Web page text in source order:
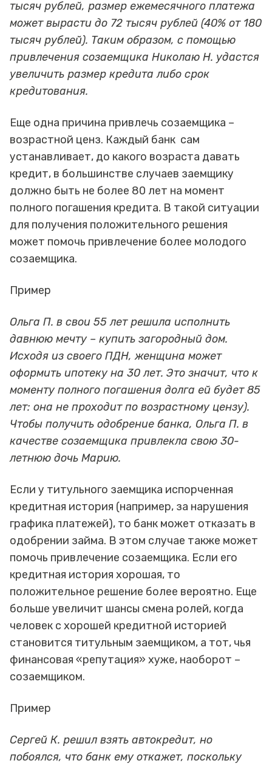
тысяч рублей, размер ежемесячного платежа
может вырасти до 72 тысяч рублей (40% от 180
тысяч рублей). Таким образом, с помощью
привлечения созаемщика Николаю Н. удастся
увеличить размер кредита либо срок
кредитования.
Еще одна причина привлечь созаемщика –
возрастной ценз. Каждый банк сам
устанавливает, до какого возраста давать
кредит, в большинстве случаев заемщику
должно быть не более 80 лет на момент
полного погашения кредита. В такой ситуации
для получения положительного решения
может помочь привлечение более молодого
созаемщика.
Пример
Ольга П. в свои 55 лет решила исполнить
давнюю мечту – купить загородный дом.
Исходя из своего ПДН, женщина может
оформить ипотеку на 30 лет. Это значит, что к
моменту полного погашения долга ей будет 85
лет: она не проходит по возрастному цензу).
Чтобы получить одобрение банка, Ольга П. в
качестве созаемщика привлекла свою 30-
летнюю дочь Марию.
Если у титульного заемщика испорченная
кредитная история (например, за нарушения
графика платежей), то банк может отказать в
одобрении займа. В этом случае также может
помочь привлечение созаемщика. Если его
кредитная история хорошая, то
положительное решение более вероятно. Еще
больше увеличит шансы смена ролей, когда
человек с хорошей кредитной историей
становится титульным заемщиком, а тот, чья
финансовая «репутация» хуже, наоборот –
созаемщиком.
Пример
Сергей К. решил взять автокредит, но
побоялся, что банк ему откажет, поскольку